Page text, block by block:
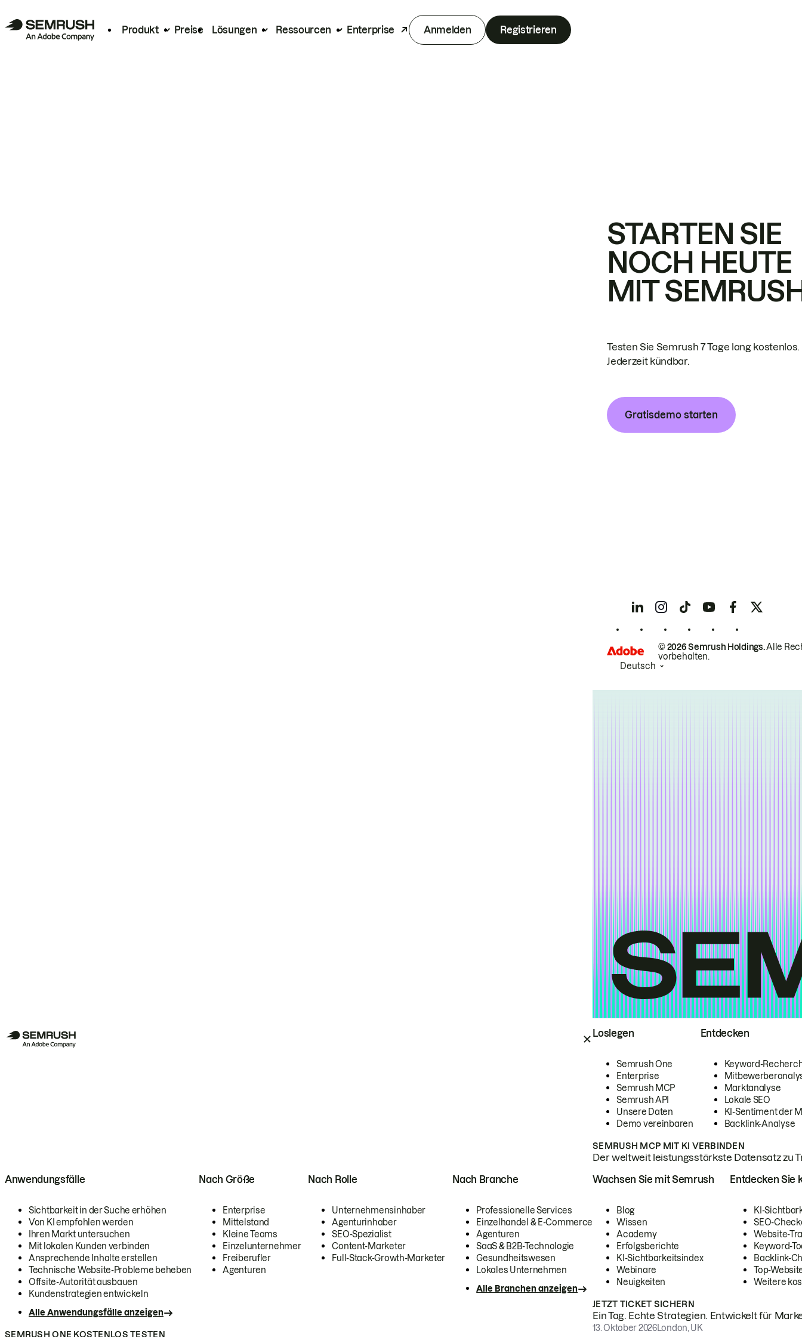
Produkt Preise Lösungen Ressourcen Enterprise Anmelden Registrieren
Loslegen
Semrush One
Enterprise
Semrush MCP
Semrush API
Unsere Daten
Demo vereinbaren
Entdecken
Keyword-
Marktanalyse
Lokale SEO
KI-Sentiment der
Backlink-Analyse
SEMRUSH MCP MIT KI VERBINDEN
Der weltweit leistungsstärkste Datensatz zu
Anwendungsfälle
Sichtbarkeit in der Suche erhöhen
Von KI empfohlen werden
Ihren Markt untersuchen
Mit lokalen Kunden verbinden
Ansprechende Inhalte erstellen
Technische Website-Probleme beheben
Offsite-Autorität ausbauen
Kundenstrategien entwickeln
Alle Anwendungsfälle anzeigen
Nach Größe
Enterprise
Mittelstand
Kleine Teams
Einzelunternehmer
Freiberufler
Agenturen
Nach Rolle
Unternehmensinhaber
Agenturinhaber
SEO-Spezialist
Content-Marketer
Full-Stack-Growth-Marketer
Nach Branche
Professionelle Services
Einzelhandel & E-Commerce
Agenturen
SaaS & B2B-Technologie
Gesundheitswesen
Lokales Unternehmen
Alle Branchen anzeigen
SEMRUSH ONE KOSTENLOS TESTEN
Wachsen Sie mit Semrush
Blog
Wissen
Academy
Erfolgsberichte
KI-Sichtbarkeitsindex
Webinare
Neuigkeiten
Entdecken Sie
KI-
SEO-
Website-
Keyword-
Backlink-
Top-
Weitere
JETZT TICKET SICHERN
Ein Tag. Echte Strategien. Entwickelt für
13. Oktober 2026London, UK
STARTEN SIE
NOCH HEUTE
MIT
Testen Sie Semrush 7 Tage lang kostenlos.
Jederzeit kündbar.
Gratisdemo starten
© 2026 Semrush Holdings.Alle
vorbehalten.
Deutsch